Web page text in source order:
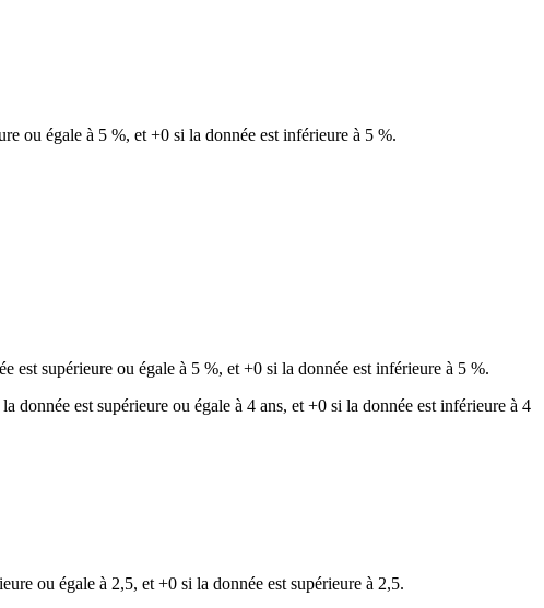
ou égale à 5 %, et +0 si la donnée est inférieure à 5 %.
est supérieure ou égale à 5 %, et +0 si la donnée est inférieure à 5 %.
donnée est supérieure ou égale à 4 ans, et +0 si la donnée est inférieure à 4
ou égale à 2,5, et +0 si la donnée est supérieure à 2,5.